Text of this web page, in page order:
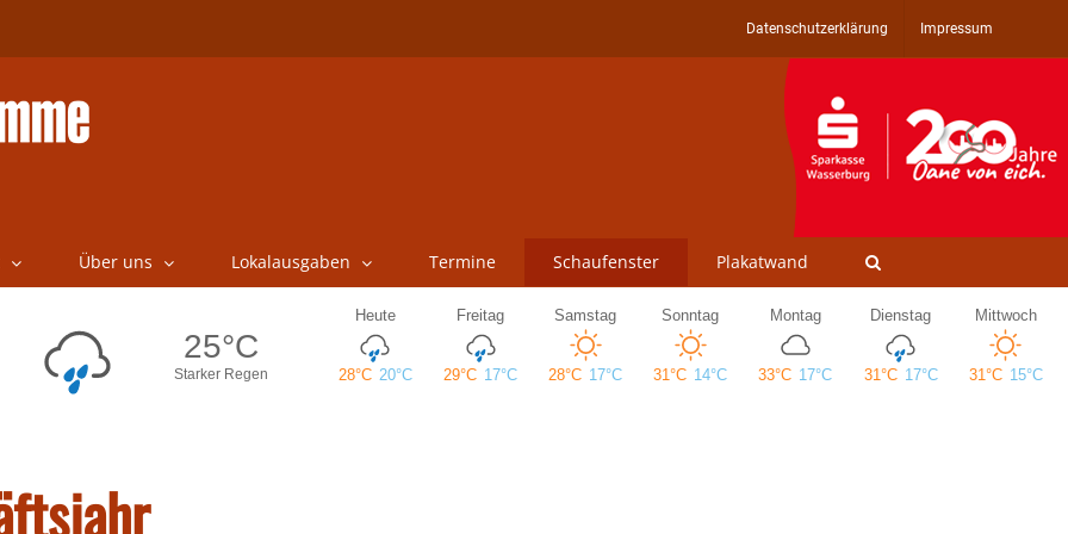
Datenschutzerklärung Impressum
Über uns Lokalausgaben Termine Schaufenster Plakatwand